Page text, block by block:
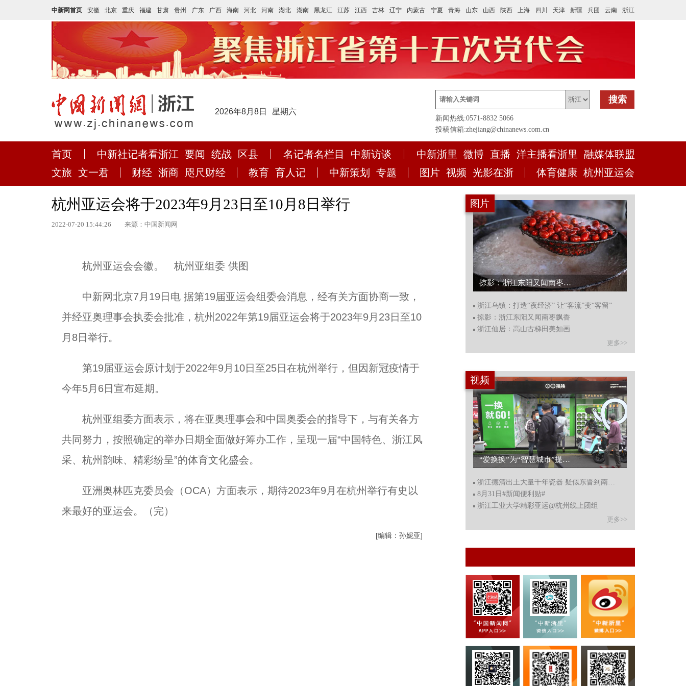
中新网首页 安徽 北京 重庆 福建 甘肃 贵州 广东 广西 海南 河北 河南 湖北 湖南 黑龙江 江苏 江西 吉林 辽宁 内蒙古 宁夏 青海 山东 山西 陕西 上海 四川 天津 新疆 兵团 云南 浙江
2026年8月8日 星期六
搜索
新闻热线:0571-8832 5066
投稿信箱:zhejiang@chinanews.com.cn
首页 中新社记者看浙江 要闻 统战 区县 名记者名栏目 中新访谈 中新浙里 微博 直播 洋主播看浙里
融媒体联盟
文旅 文一君 财经 浙商 咫尺财经 教育 育人记 中新策划 专题 图片 视频 光影在浙 体育健康 杭州亚运会
杭州亚运会将于2023年9月23日至10月8日举行
2022-07-20 15:44:26 来源：中国新闻网
杭州亚运会会徽。 杭州亚组委 供图
中新网北京7月19日电 据第19届亚运会组委会消息，经有关方面协商一致，
并经亚奥理事会执委会批准，杭州2022年第19届亚运会将于2023年9月23日至10
月8日举行。
第19届亚运会原计划于2022年9月10日至25日在杭州举行，但因新冠疫情于
今年5月6日宣布延期。
杭州亚组委方面表示，将在亚奥理事会和中国奥委会的指导下，与有关各方
共同努力，按照确定的举办日期全面做好筹办工作，呈现一届“中国特色、浙江风
采、杭州韵味、精彩纷呈”的体育文化盛会。
亚洲奥林匹克委员会（OCA）方面表示，期待2023年9月在杭州举行有史以
来最好的亚运会。（完）
[编辑：孙妮亚]
图片
掠影：浙江东阳又闻南枣飘香...
浙江乌镇：打造“夜经济” 让“客流”变“客留”
掠影：浙江东阳又闻南枣飘香
浙江仙居：高山古梯田美如画
更多>>
视频
“爱换换”为“智慧城市”提供出行场景数字化嬗变 让绿色出行风潮吹向全国...
浙江德清出土大量千年瓷器 疑似东晋到南朝时期
8月31日#新闻便利贴#
浙江工业大学精彩亚运@杭州线上团组
更多>>